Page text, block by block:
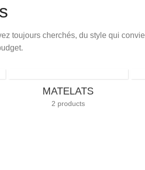
toujours cherchés, du style qui
MATELATS
2 products